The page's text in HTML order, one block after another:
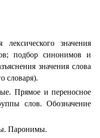
значения
подбор синонимов и
значения слова
словаря).
Прямое и переносное
слов. Обозначение
Паронимы.